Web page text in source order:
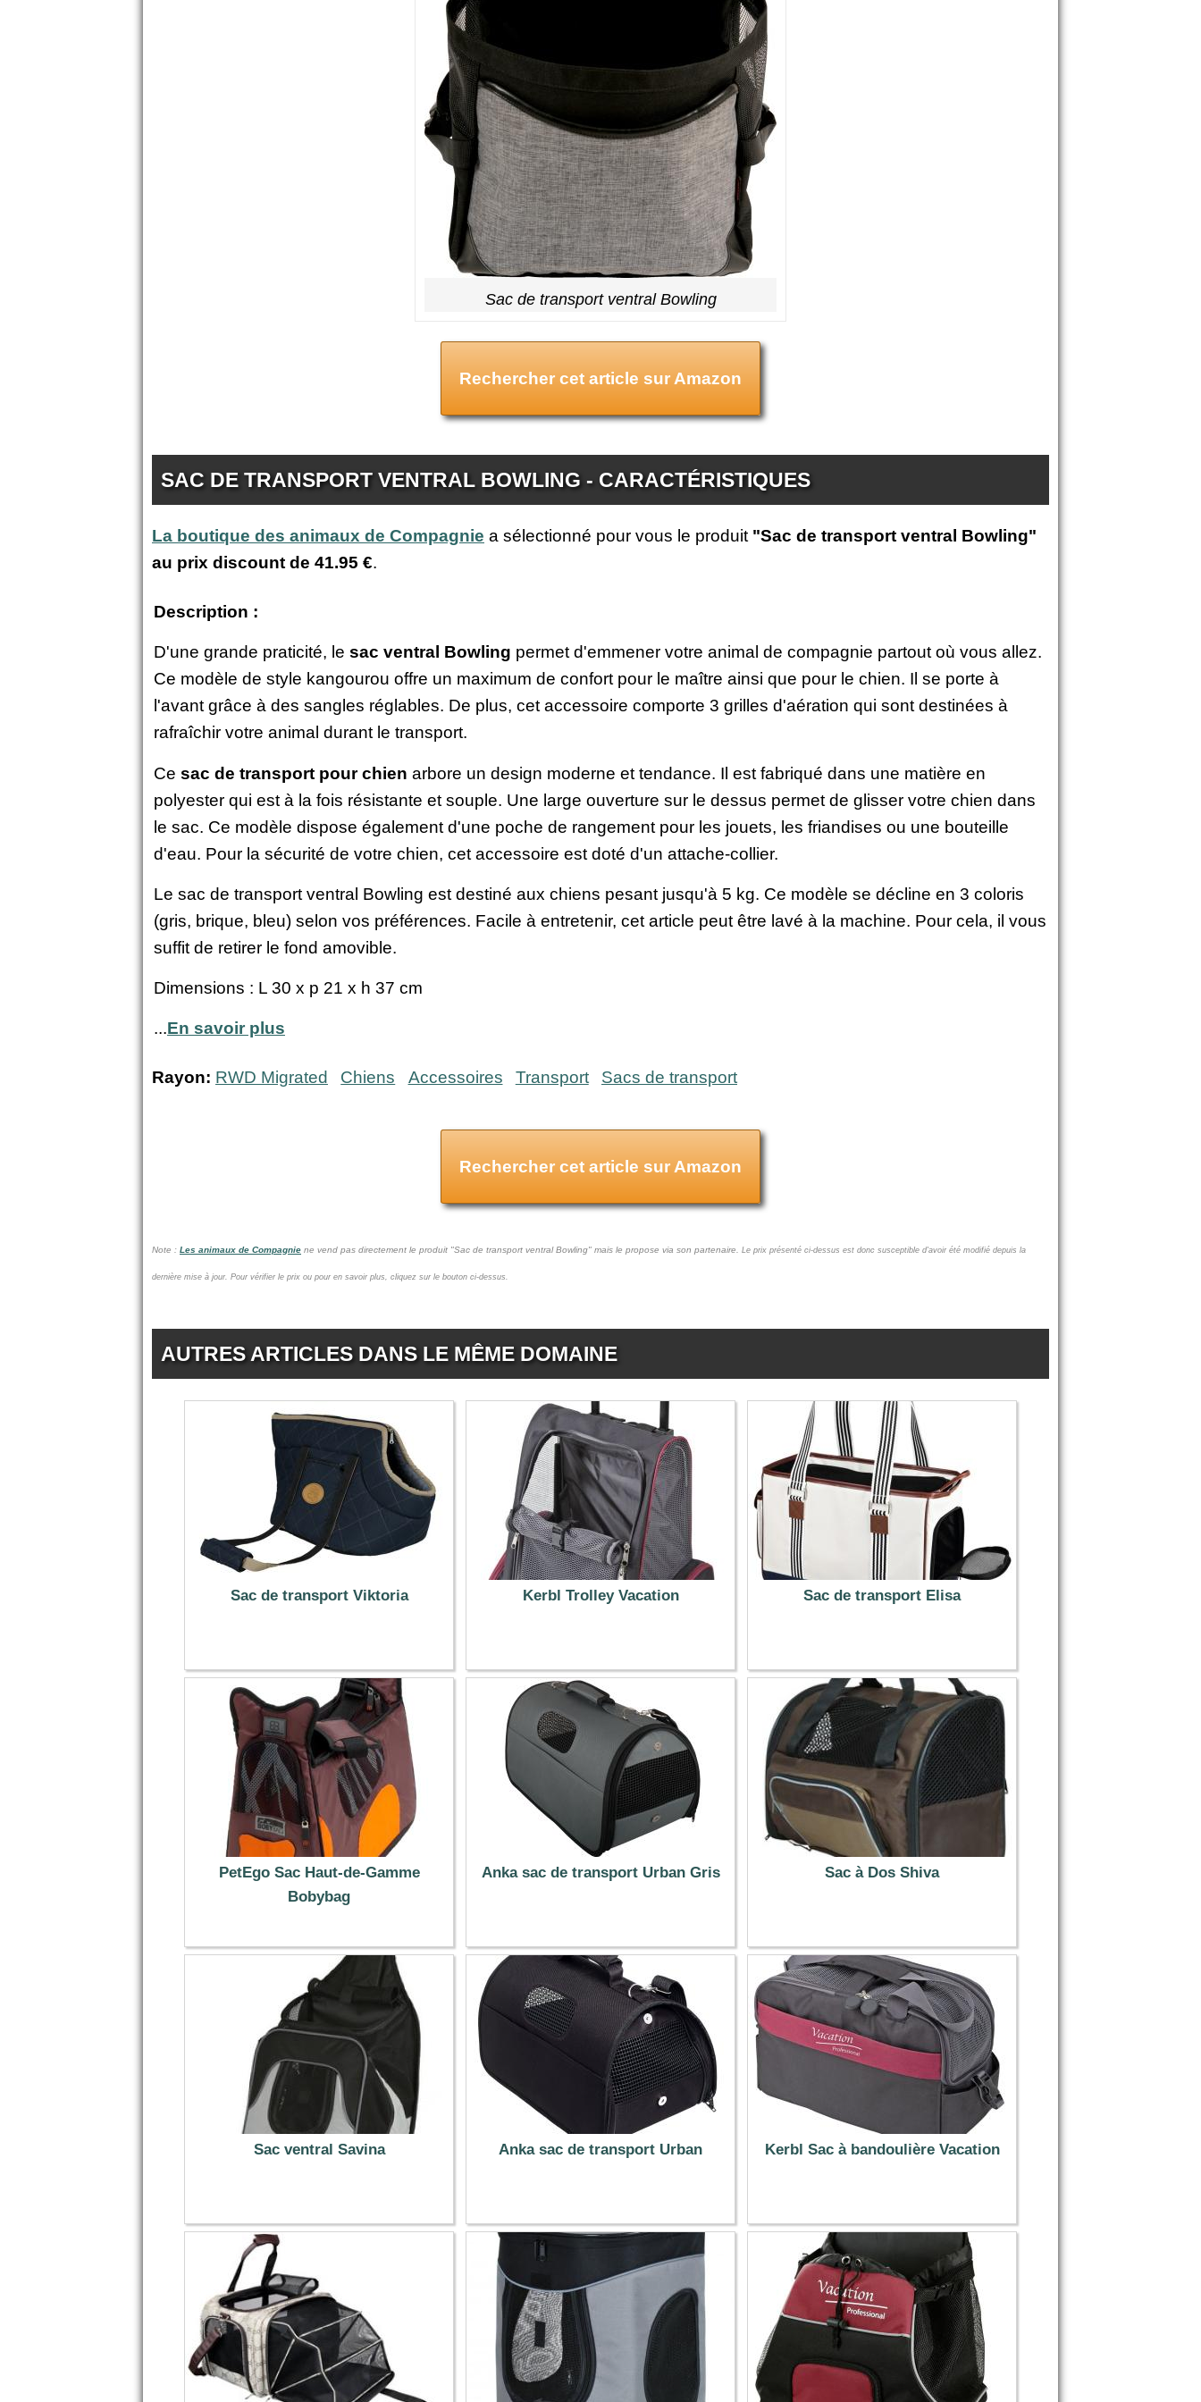
Sac de transport ventral Bowling
Rechercher cet article sur Amazon
SAC DE TRANSPORT VENTRAL BOWLING - CARACTÉRISTIQUES
La boutique des animaux de Compagnie a sélectionné pour vous le produit "Sac de transport ventral Bowling"
au prix discount de 41.95 €.
Description :
D'une grande praticité, le sac ventral Bowling permet d'emmener votre animal de compagnie partout où vous allez.
Ce modèle de style kangourou offre un maximum de confort pour le maître ainsi que pour le chien. Il se porte à
l'avant grâce à des sangles réglables. De plus, cet accessoire comporte 3 grilles d'aération qui sont destinées à
rafraîchir votre animal durant le transport.
Ce sac de transport pour chien arbore un design moderne et tendance. Il est fabriqué dans une matière en
polyester qui est à la fois résistante et souple. Une large ouverture sur le dessus permet de glisser votre chien dans
le sac. Ce modèle dispose également d'une poche de rangement pour les jouets, les friandises ou une bouteille
d'eau. Pour la sécurité de votre chien, cet accessoire est doté d'un attache-collier.
Le sac de transport ventral Bowling est destiné aux chiens pesant jusqu'à 5 kg. Ce modèle se décline en 3 coloris
(gris, brique, bleu) selon vos préférences. Facile à entretenir, cet article peut être lavé à la machine. Pour cela, il vous
suffit de retirer le fond amovible.
Dimensions : L 30 x p 21 x h 37 cm
...En savoir plus
Rayon: RWD Migrated Chiens Accessoires Transport Sacs de transport
Rechercher cet article sur Amazon
Note : Les animaux de Compagnie ne vend pas directement le produit "Sac de transport ventral Bowling" mais le propose via son partenaire. Le prix présenté ci-dessus est donc susceptible d'avoir été modifié depuis la
dernière mise à jour. Pour vérifier le prix ou pour en savoir plus, cliquez sur le bouton ci-dessus.
AUTRES ARTICLES DANS LE MÊME DOMAINE
Sac de transport Viktoria
20.99 €
Kerbl Trolley Vacation
39.99 €
Sac de transport Elisa
29.99 €
PetEgo Sac Haut-de-Gamme
Bobybag
119.99 €
Anka sac de transport Urban Gris
18.99 €
Sac à Dos Shiva
34.99 €
Sac ventral Savina
34.99 €
Anka sac de transport Urban
22.99 €
Kerbl Sac à bandoulière Vacation
39.49 €